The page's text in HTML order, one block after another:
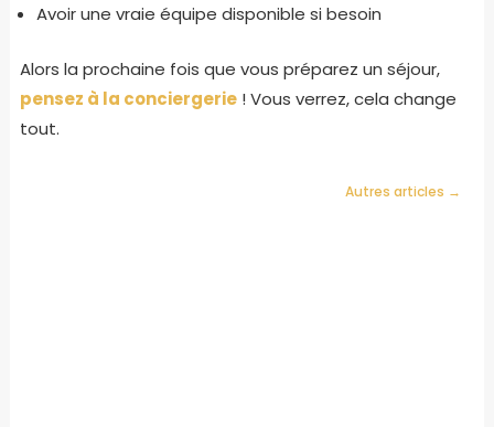
Avoir une vraie équipe disponible si besoin
Alors la prochaine fois que vous préparez un séjour,
pensez à la conciergerie! Vous verrez, cela change
tout.
Autres articles →